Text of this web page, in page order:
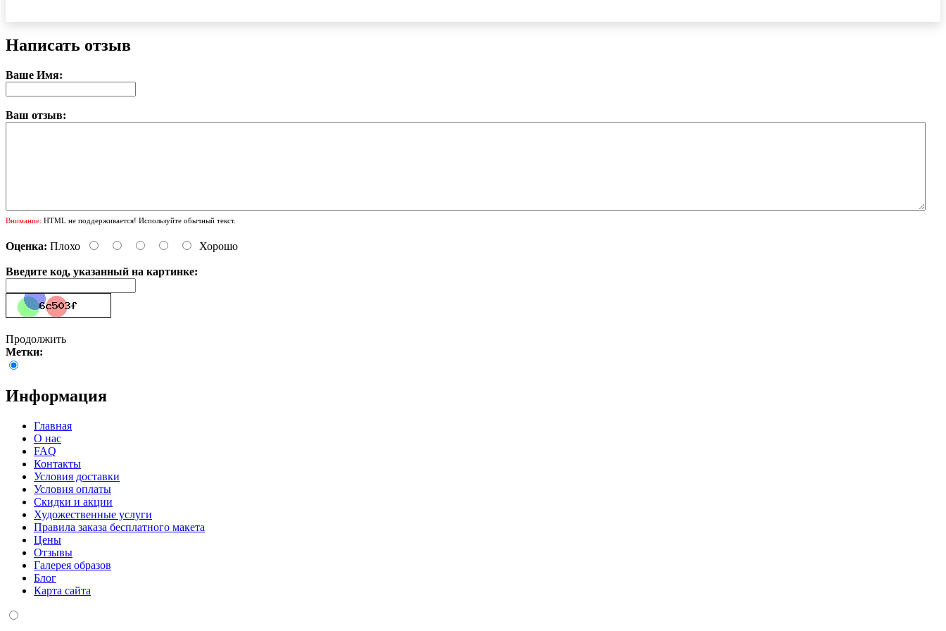
Написать отзыв
Ваше Имя:
Ваш отзыв:
Внимание: HTML не поддерживается! Используйте обычный текст.
Оценка: Плохо Хорошо
Введите код, указанный на картинке:
Продолжить
Метки:
Информация
Главная
О нас
FAQ
Контакты
Условия доставки
Условия оплаты
Скидки и акции
Художественные услуги
Правила заказа бесплатного макета
Цены
Отзывы
Галерея образов
Блог
Карта сайта